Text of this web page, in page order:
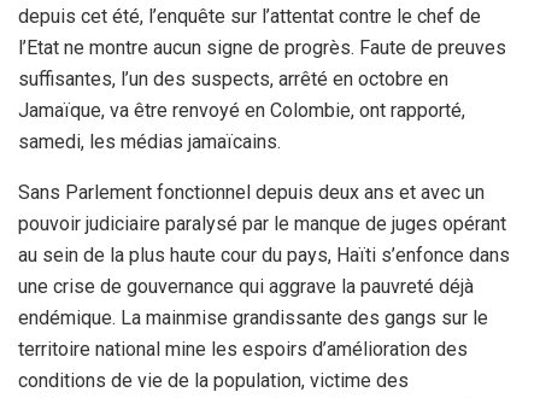
depuis cet été, l’enquête sur l’attentat contre le chef de
l’Etat ne montre aucun signe de progrès. Faute de preuves
suffisantes, l’un des suspects, arrêté en octobre en
Jamaïque, va être renvoyé en Colombie, ont rapporté,
samedi, les médias jamaïcains.
Sans Parlement fonctionnel depuis deux ans et avec un
pouvoir judiciaire paralysé par le manque de juges opérant
au sein de la plus haute cour du pays, Haïti s’enfonce dans
une crise de gouvernance qui aggrave la pauvreté déjà
endémique. La mainmise grandissante des gangs sur le
territoire national mine les espoirs d’amélioration des
conditions de vie de la population, victime des